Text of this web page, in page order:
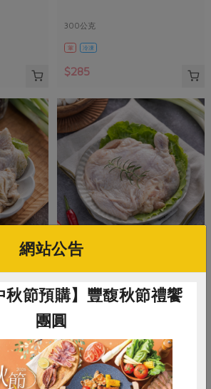
300公克
葷 冷凍
$285
御正食品股份有限公司
正)-200g/包
200公克
葷 冷凍
$128
網站公告
秋節預購】豐馥秋節禮饗
團圓